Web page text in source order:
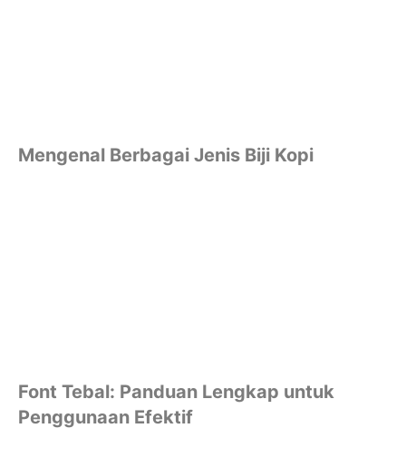
Mengenal Berbagai Jenis Biji Kopi
Font Tebal: Panduan Lengkap untuk
Penggunaan Efektif